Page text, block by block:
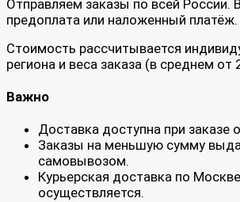
Отправляем заказы по всей России.
предоплата или наложенный платёж.
Стоимость рассчитывается
региона и веса заказа (в среднем от
Важно
Доставка доступна при заказе
Заказы на меньшую сумму
самовывозом.
Курьерская доставка по
осуществляется.